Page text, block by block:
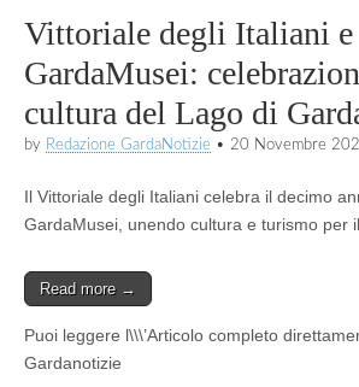
Vittoriale degli Italiani e
GardaMusei:
cultura del Lago di
by Redazione GardaNotizie • 20 Novembre
Il Vittoriale degli Italiani celebra il decimo
GardaMusei, unendo cultura e turismo per
Read more →
Puoi leggere l\\\’Articolo completo
Gardanotizie